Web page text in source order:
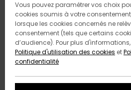
Vous pouvez paramétrer vos choix
cookies soumis à votre
lorsque les cookies concernés ne
consentement (tels que certains
d’audience). Pour plus
Politique d'utilisation des cookies et
confidentialité